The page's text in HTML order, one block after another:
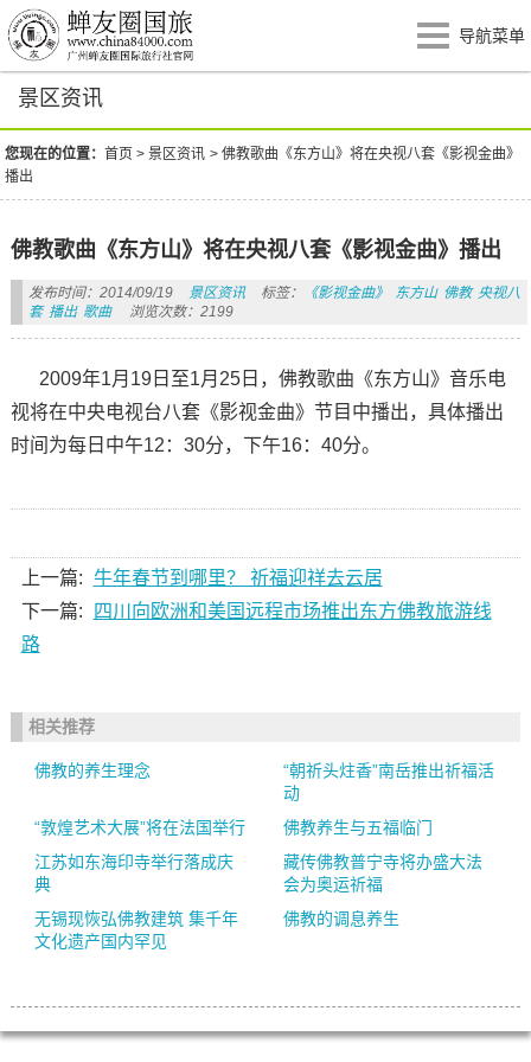
导航菜单
景区资讯
您现在的位置：首页 >景区资讯 >佛教歌曲《东方山》将在央视八套《影视金曲》
播出
佛教歌曲《东方山》将在央视八套《影视金曲》播出
发布时间：2014/09/19 景区资讯 标签： 《影视金曲》 东方山 佛教 央视八
套 播出 歌曲 浏览次数：2199
2009年1月19日至1月25日，佛教歌曲《东方山》音乐电
视将在中央电视台八套《影视金曲》节目中播出，具体播出
时间为每日中午12：30分，下午16：40分。
上一篇: 牛年春节到哪里？ 祈福迎祥去云居
下一篇:
四川向欧洲和美国远程市场推出东方佛教旅游线
路
相关推荐
佛教的养生理念
“朝祈头炷香”南岳推出祈福活
动
“敦煌艺术大展”将在法国举行
佛教养生与五福临门
江苏如东海印寺举行落成庆
典
藏传佛教普宁寺将办盛大法
会为奥运祈福
无锡现恢弘佛教建筑 集千年
文化遗产国内罕见
佛教的调息养生